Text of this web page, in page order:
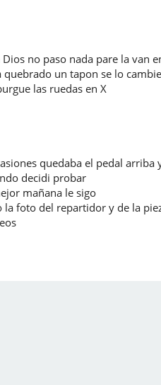
no paso nada pare la
un tapon se lo
las ruedas en X
quedaba el pedal
decidi probar
mañana le sigo
foto del repartidor y de la